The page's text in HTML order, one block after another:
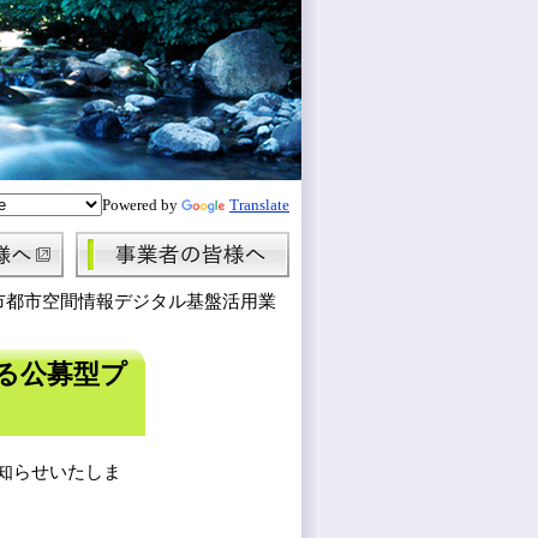
Powered by Translate
市空間情報デジタル基盤活用業
公募型プ
らせいたしま